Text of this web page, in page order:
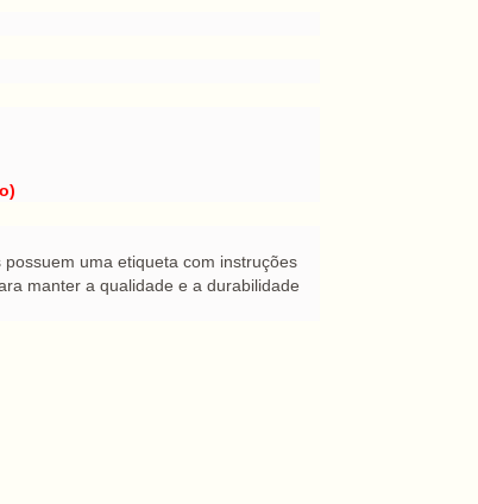
uma etiqueta com instruções
manter a qualidade e a durabilidade